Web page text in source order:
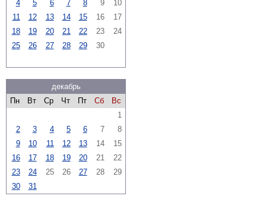
4 5 6 7 8 9
10
11
12 13 14 15 16
17
18
19 20 21 22 23
24
25
26 27 28 29 30
декабрь
Пн
Вт Ср Чт Пт Сб
Вс
1
2
3 4 5 6 7
8
9
10 11 12 13 14
15
16
17 18 19 20 21
22
23
24 25 26 27 28
29
30
31